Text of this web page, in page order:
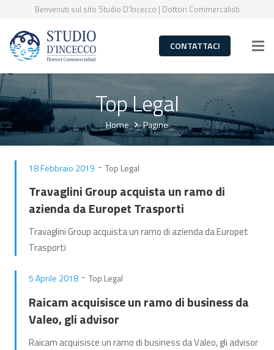
Benvenuti sul sito Studio D’Incecco | Dottori Commercalisti
CONTATTACI
Top Legal
Home Pagine
18 Febbraio 2019 - Top Legal
Travaglini Group acquista un ramo di
azienda da Europet Trasporti
Travaglini Group acquista un ramo di azienda da Europet
Trasporti
5 Aprile 2018 - Top Legal
Raicam acquisisce un ramo di business da
Valeo, gli advisor
Raicam acquisisce un ramo di business da Valeo, gli advisor